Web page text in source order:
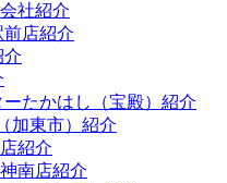
社紹介
店紹介
介
たかはし（宝殿）紹介
加東市）紹介
紹介
南店紹介